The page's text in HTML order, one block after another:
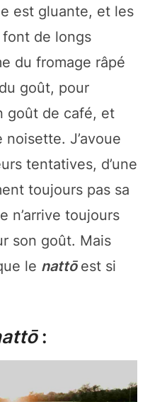
est gluante, et les
de longs
du fromage râpé
goût, pour
goût de café, et
noisette. J’avoue
tentatives, d’une
toujours pas sa
n’arrive toujours
son goût. Mais
le nattō est si
: